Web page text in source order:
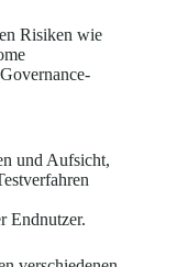
Risiken wie
und Aufsicht,
Endnutzer.